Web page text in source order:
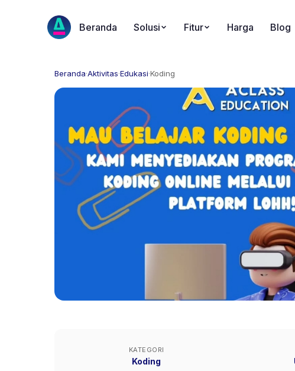
Beranda Solusi Fitur Harga Blog
Beranda·Aktivitas·Edukasi·Koding
KATEGORI
Koding